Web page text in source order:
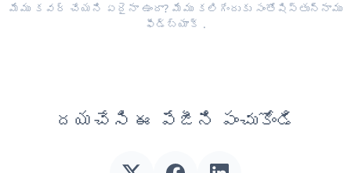
మేము కవర్ చేయని ఏదైనా ఉందా? మేము కలిగేందుకు సంతోషిస్తున్నాము
ఫీడ్‌బ్యాక్ .
దయచేసి ఈ పేజీని పంచుకోండి